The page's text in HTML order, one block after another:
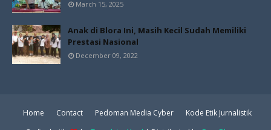
March 15, 2025
Anak di Blora Ini, Masih Kecil Sudah Memiliki
Prestasi Nasional
December 09, 2022
Home Contact Pedoman Media Cyber
Kode Etik Jurnalistik